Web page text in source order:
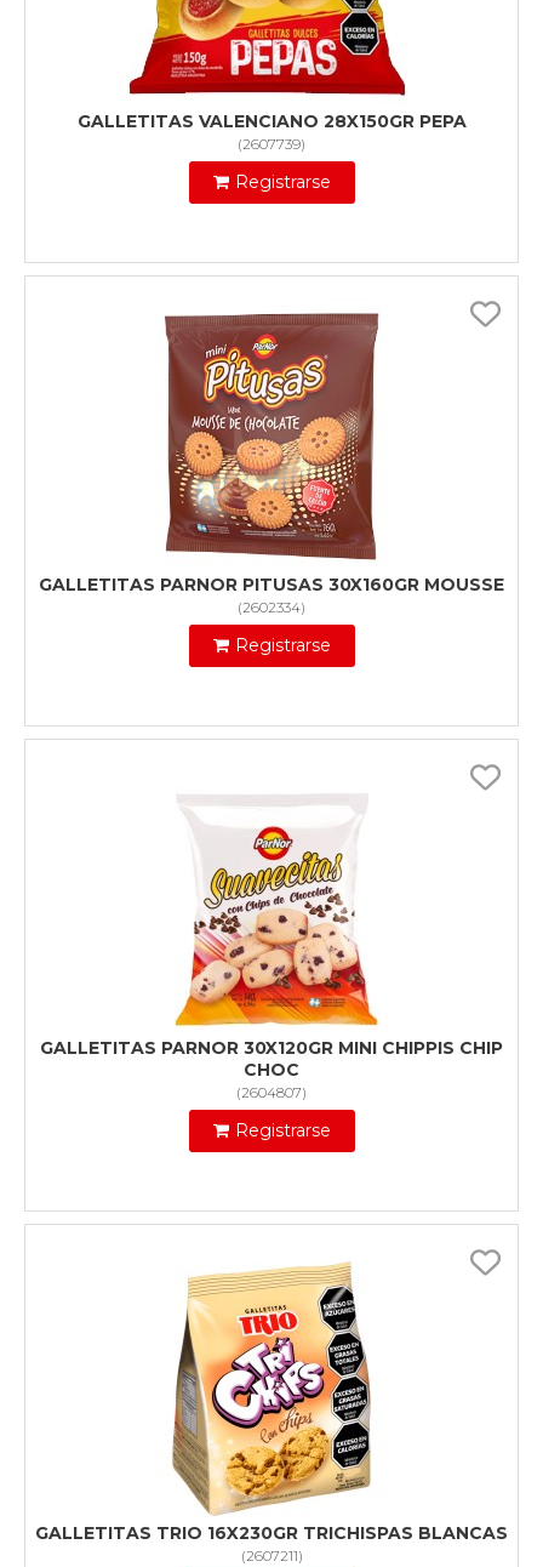
GALLETITAS VALENCIANO 28X150GR PEPA
(2607739)
Registrarse
GALLETITAS PARNOR PITUSAS 30X160GR MOUSSE
(2602334)
Registrarse
GALLETITAS PARNOR 30X120GR MINI CHIPPIS CHIP
CHOC
(2604807)
Registrarse
GALLETITAS TRIO 16X230GR TRICHISPAS BLANCAS
(2607211)